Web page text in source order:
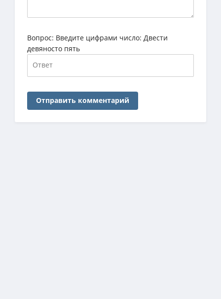
Вопрос: Введите цифрами число: Двести
девяносто пять
Отправить комментарий